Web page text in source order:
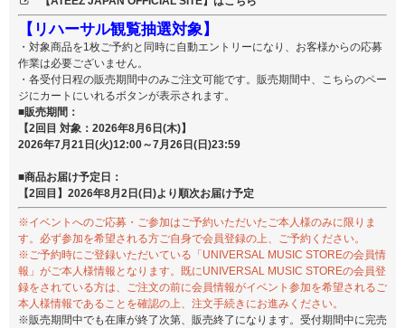
【リハーサル観覧抽選対象】
・対象商品を1枚ご予約と同時に自動エントリーになり、お客様からの応募
作業は必要ございません。
・各受付日程の販売期間中のみご注文可能です。販売期間中、こちらのペー
ジにカートにいれるボタンが表示されます。
■販売期間：
【2回目 対象：2026年8月6日(木)】
2026年7月21日(火)12:00～7月26日(日)23:59
■商品お届け予定日：
【2回目】2026年8月2日(日)より順次お届け予定
※イベントへのご応募・ご参加はご予約いただいたご本人様のみに限りま
す。必ず参加を希望される方ご自身で会員登録の上、ご予約ください。
※ご予約時にご登録いただいている「UNIVERSAL MUSIC STOREの会員情
報」がご本人様情報となります。既にUNIVERSAL MUSIC STOREの会員登
録をされている方は、ご注文の前に会員情報がイベント参加を希望されるご
本人様情報であることを確認の上、注文手続きにお進みください。
※販売期間中でも在庫が終了次第、販売終了になります。受付期間中に完売